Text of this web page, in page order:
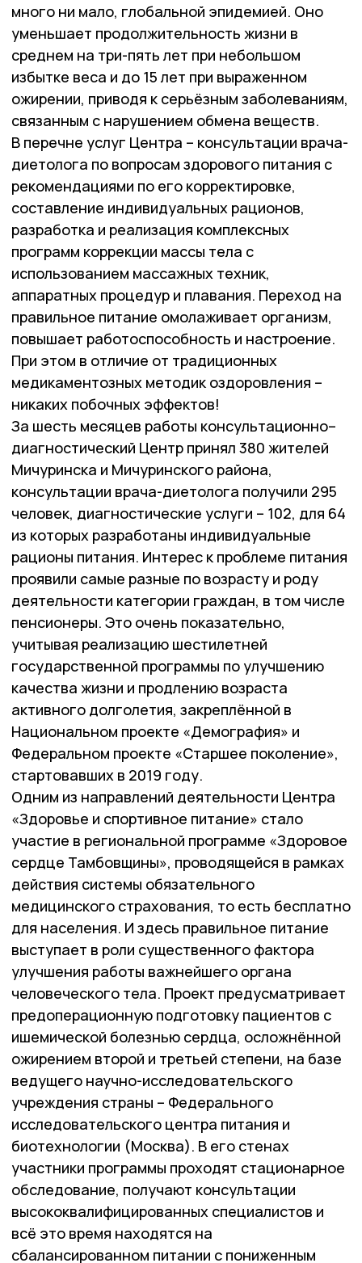
много ни мало, глобальной эпидемией. Оно
уменьшает продолжительность жизни в
среднем на три-пять лет при небольшом
избытке веса и до 15 лет при выраженном
ожирении, приводя к серьёзным заболеваниям,
связанным с нарушением обмена веществ.
В перечне услуг Центра – консультации врача-
диетолога по вопросам здорового питания с
рекомендациями по его корректировке,
составление индивидуальных рационов,
разработка и реализация комплексных
программ коррекции массы тела с
использованием массажных техник,
аппаратных процедур и плавания. Переход на
правильное питание омолаживает организм,
повышает работоспособность и настроение.
При этом в отличие от традиционных
медикаментозных методик оздоровления –
никаких побочных эффектов!
За шесть месяцев работы консультационно–
диагностический Центр принял 380 жителей
Мичуринска и Мичуринского района,
консультации врача-диетолога получили 295
человек, диагностические услуги – 102, для 64
из которых разработаны индивидуальные
рационы питания. Интерес к проблеме питания
проявили самые разные по возрасту и роду
деятельности категории граждан, в том числе
пенсионеры. Это очень показательно,
учитывая реализацию шестилетней
государственной программы по улучшению
качества жизни и продлению возраста
активного долголетия, закреплённой в
Национальном проекте «Демография» и
Федеральном проекте «Старшее поколение»,
стартовавших в 2019 году.
Одним из направлений деятельности Центра
«Здоровье и спортивное питание» стало
участие в региональной программе «Здоровое
сердце Тамбовщины», проводящейся в рамках
действия системы обязательного
медицинского страхования, то есть бесплатно
для населения. И здесь правильное питание
выступает в роли существенного фактора
улучшения работы важнейшего органа
человеческого тела. Проект предусматривает
предоперационную подготовку пациентов с
ишемической болезнью сердца, осложнённой
ожирением второй и третьей степени, на базе
ведущего научно-исследовательского
учреждения страны – Федерального
исследовательского центра питания и
биотехнологии (Москва). В его стенах
участники программы проходят стационарное
обследование, получают консультации
высококвалифицированных специалистов и
всё это время находятся на
сбалансированном питании с пониженным